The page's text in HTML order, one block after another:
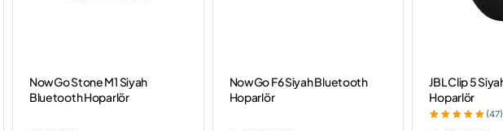
NowGo Stone M1 Siyah
Bluetooth Hoparlör
NowGo F6 Siyah Bluetooth
Hoparlör
JBL Clip 5
Hoparlör
(47)